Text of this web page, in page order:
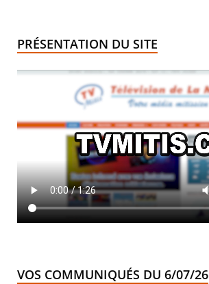
PRÉSENTATION DU SITE
VOS COMMUNIQUÉS DU 6/07/26